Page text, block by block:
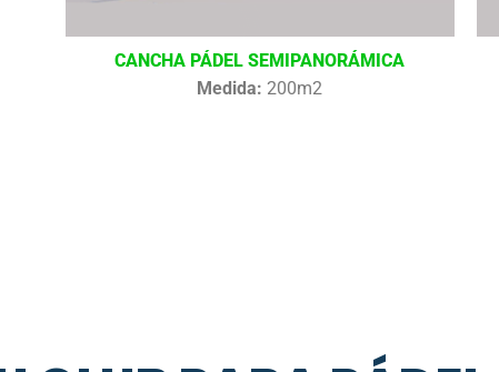
CANCHA PÁDEL SEMIPANORÁMICA
Medida: 200m2